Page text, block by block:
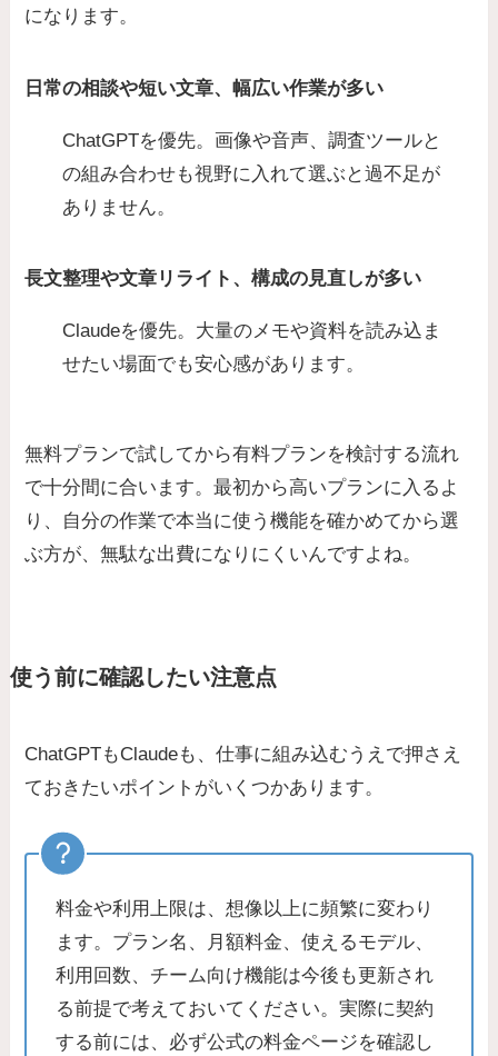
になります。
日常の相談や短い文章、幅広い作業が多い
ChatGPTを優先。画像や音声、調査ツールと
の組み合わせも視野に入れて選ぶと過不足が
ありません。
長文整理や文章リライト、構成の見直しが多い
Claudeを優先。大量のメモや資料を読み込ま
せたい場面でも安心感があります。
無料プランで試してから有料プランを検討する流れ
で十分間に合います。最初から高いプランに入るよ
り、自分の作業で本当に使う機能を確かめてから選
ぶ方が、無駄な出費になりにくいんですよね。
使う前に確認したい注意点
ChatGPTもClaudeも、仕事に組み込むうえで押さえ
ておきたいポイントがいくつかあります。
料金や利用上限は、想像以上に頻繁に変わり
ます。プラン名、月額料金、使えるモデル、
利用回数、チーム向け機能は今後も更新され
る前提で考えておいてください。実際に契約
する前には、必ず公式の料金ページを確認し